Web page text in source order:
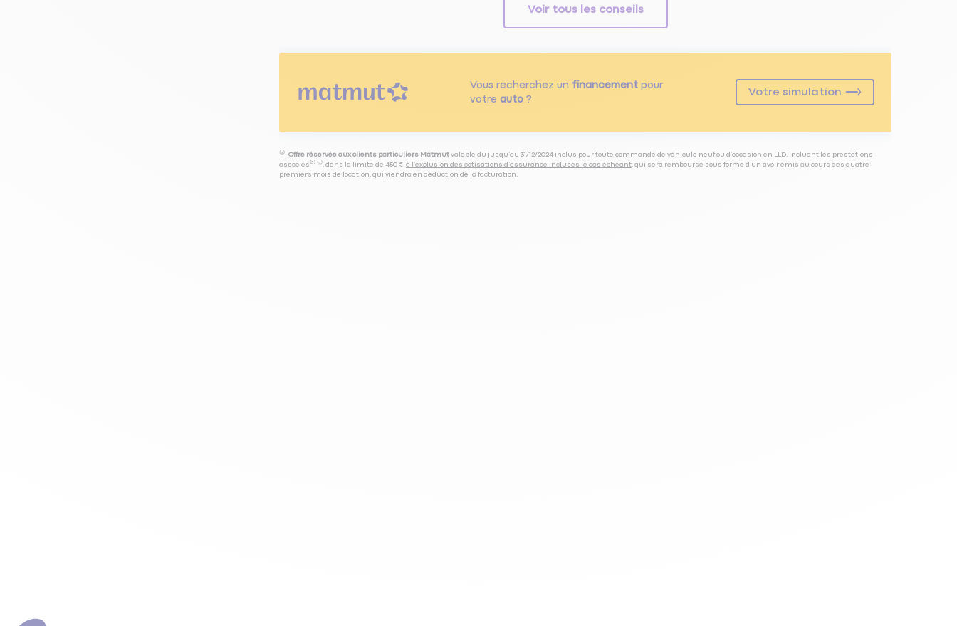
Voir tous les conseils
Vous recherchez un financementpour
votre auto?
Votre simulation
⁽⁴⁾| Offre réservée aux clients particuliers Matmut valable du jusqu’au 31/12/2024 inclus pour toute commande de véhicule neuf ou d’occasion en LLD, incluant les prestations
associés⁽³⁾ ⁽⁵⁾, dans la limite de 450 €, à l’exclusion des cotisations d’assurance incluses le cas échéant , qui sera remboursé sous forme d’un avoir émis au cours des quatre
premiers mois de location, qui viendra en déduction de la facturation.